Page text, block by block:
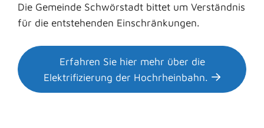
Die Gemeinde Schwörstadt bittet um Verständnis
für die entstehenden Einschränkungen.
Erfahren Sie hier mehr über die
Elektrifizierung der Hochrheinbahn.